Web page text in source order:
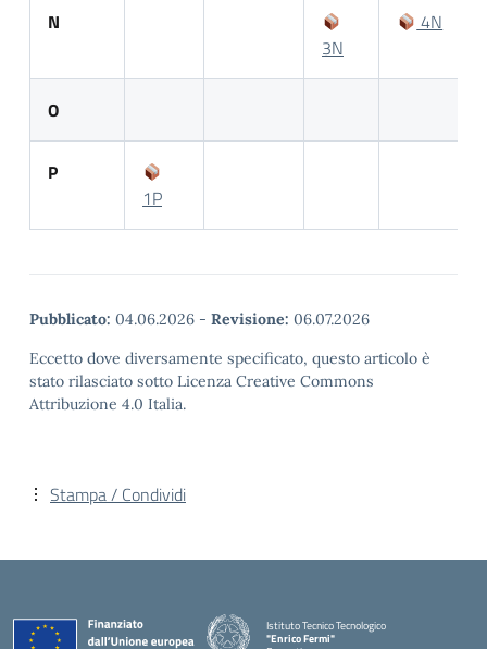
N
3N
4N
O
P
1P
Pubblicato: 04.06.2026 - Revisione: 06.07.2026
Eccetto dove diversamente specificato, questo articolo è
stato rilasciato sotto Licenza Creative Commons
Attribuzione 4.0 Italia.
Stampa / Condividi
Istituto Tecnico Tecnologico
"Enrico Fermi"